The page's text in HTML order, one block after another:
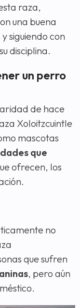
raza,
una buena
siguiendo con
disciplina.
un perro
de hace
Xoloitzcuintle
mascotas
que
ofrecen, los
no
que sufren
, pero aún